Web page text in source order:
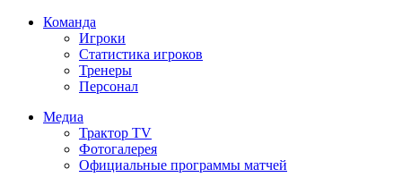
Команда
Игроки
Статистика игроков
Тренеры
Персонал
Медиа
Трактор TV
Фотогалерея
Официальные программы матчей